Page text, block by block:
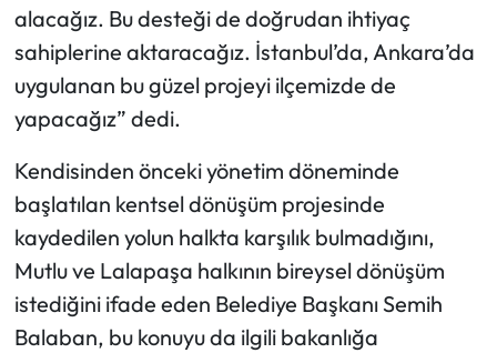
alacağız. Bu desteği de doğrudan ihtiyaç
sahiplerine aktaracağız. İstanbul’da, Ankara’da
uygulanan bu güzel projeyi ilçemizde de
yapacağız” dedi.
Kendisinden önceki yönetim döneminde
başlatılan kentsel dönüşüm projesinde
kaydedilen yolun halkta karşılık bulmadığını,
Mutlu ve Lalapaşa halkının bireysel dönüşüm
istediğini ifade eden Belediye Başkanı Semih
Balaban, bu konuyu da ilgili bakanlığa